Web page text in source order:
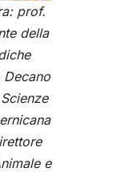
prof.
della
Decano
e